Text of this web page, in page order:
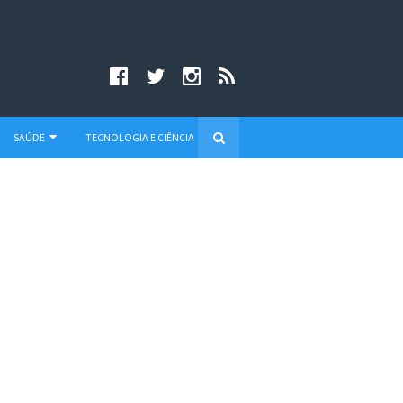
SAÚDE TECNOLOGIA E CIÊNCIA